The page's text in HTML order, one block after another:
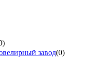
)
завод(0)